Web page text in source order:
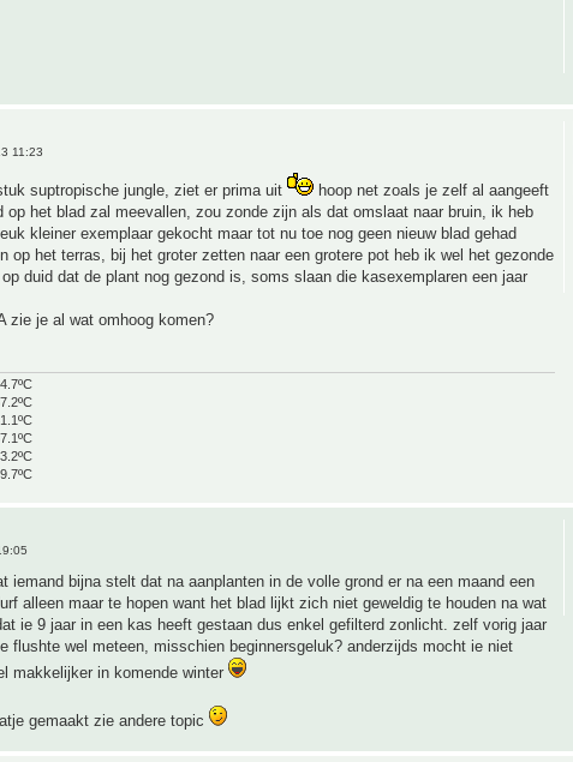
11:23
suptropische jungle, ziet er prima uit
hoop net zoals je zelf al aangeeft
op het blad zal meevallen, zou zonde zijn als dat omslaat naar bruin, ik heb
kleiner exemplaar gekocht maar tot nu toe nog geen nieuw blad gehad
op het terras, bij het groter zetten naar een grotere pot heb ik wel het gezonde
duid dat de plant nog gezond is, soms slaan die kasexemplaren een jaar
zie je al wat omhoog komen?
iemand bijna stelt dat na aanplanten in de volle grond er na een maand een
alleen maar te hopen want het blad lijkt zich niet geweldig te houden na wat
ie 9 jaar in een kas heeft gestaan dus enkel gefilterd zonlicht. zelf vorig jaar
flushte wel meteen, misschien beginnersgeluk? anderzijds mocht ie niet
makkelijker in komende winter
gemaakt zie andere topic